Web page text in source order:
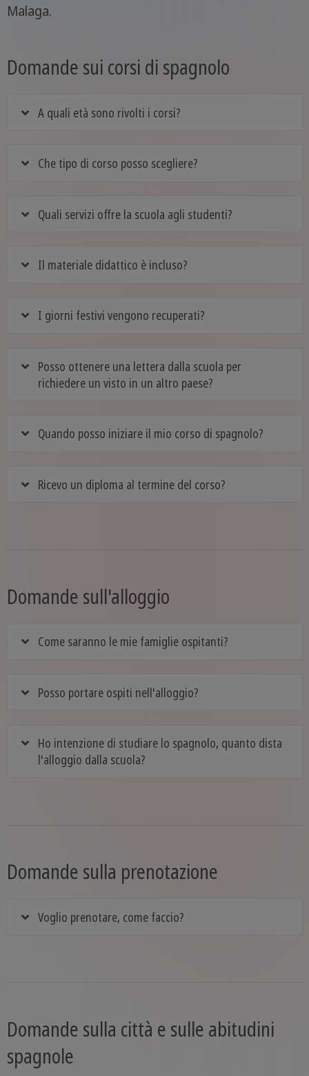
Malaga.
Domande sui corsi di spagnolo
A quali età sono rivolti i corsi?
Che tipo di corso posso scegliere?
Quali servizi offre la scuola agli studenti?
Il materiale didattico è incluso?
I giorni festivi vengono recuperati?
Posso ottenere una lettera dalla scuola per
richiedere un visto in un altro paese?
Quando posso iniziare il mio corso di spagnolo?
Ricevo un diploma al termine del corso?
Domande sull'alloggio
Come saranno le mie famiglie ospitanti?
Posso portare ospiti nell'alloggio?
Ho intenzione di studiare lo spagnolo, quanto dista
l'alloggio dalla scuola?
Domande sulla prenotazione
Voglio prenotare, come faccio?
Domande sulla città e sulle abitudini
spagnole